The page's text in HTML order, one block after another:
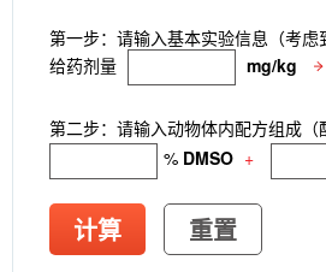
(Anti-LRRC15 / LIB)
Anti-mouse Ly6G/
Antibody (Rabbit
Antibody (Rabbit
Cytokeratin 17
NDUFB8 Antibody
[G24G18]
Junctional Adhesion
第一步：请输入基本实验信息（考
给药剂量
mg/kg
第二步：请输入动物体内配方组成
% DMSO +
计算 重置